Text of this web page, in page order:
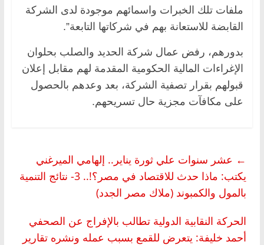
ملفات تلك الخبرات واسمائهم موجودة لدى الشركة
القابضة للاستعانة بهم في شركاتها التابعة”.
بدورهم، رفض عمال شركة الحديد والصلب بحلوان
الإغراءات المالية الحكومية المقدمة لهم مقابل إعلان
قبولهم بقرار تصفية الشركة، بعد وعدهم بالحصول
على مكافآت مجزية حال تسريحهم.
← عشر سنوات علي ثورة يناير.. إلهامي الميرغني
يكتب: ماذا حدث للاقتصاد في مصر؟!.. 3- نتائج التنمية
بالمول والكمبوند (ملاك مصر الجدد)
الحركة النقابية الدولية تطالب بالإفراج عن الصحفي
أحمد خليفة: يتعرض للقمع بسبب عمله ونشره تقارير